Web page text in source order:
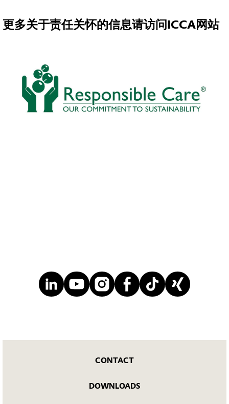
更多关于责任关怀的信息请访问ICCA网站
CONTACT
DOWNLOADS